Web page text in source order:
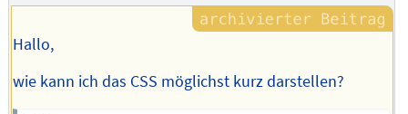
Hallo,
wie kann ich das CSS möglichst kurz darstellen?